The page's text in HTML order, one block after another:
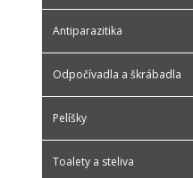
Antiparazitika
Odpočívadla a škrábadla
Pelíšky
Toalety a steliva